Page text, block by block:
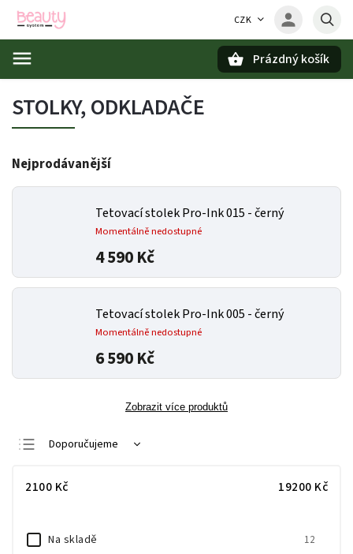
CZK
Prázdný košík
STOLKY, ODKLADAČE
Nejprodávanější
Tetovací stolek Pro-Ink 015 - černý
Momentálně nedostupné
4 590 Kč
Tetovací stolek Pro-Ink 005 - černý
Momentálně nedostupné
6 590 Kč
Zobrazit více produktů
Doporučujeme
Nejdražší
Abecedně
2100 Kč 19200 Kč
Na skladě 12